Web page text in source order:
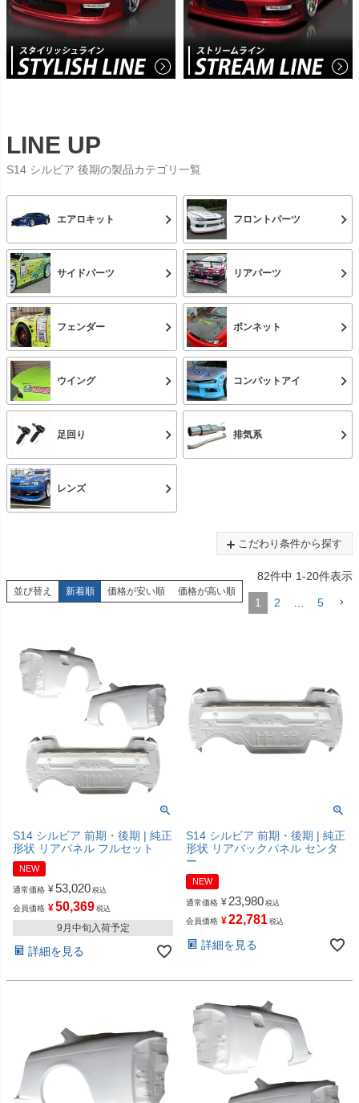
LINE UP
S14 シルビア 後期の製品カテゴリ一覧
エアロキット フロントパーツ
サイドパーツ リアパーツ
フェンダー ボンネット
ウイング コンバットアイ
足回り 排気系
レンズ
こだわり条件から探す
並び替え 新着順 価格が安い順 価格が高い順
82件中 1-20件表示
1 2 5
S14 シルビア 前期・後期 | 純正
形状 リアパネル フルセット
NEW
通常価格 ¥53,020 税込
会員価格 ¥50,369 税込
9月中旬入荷予定
詳細を見る
S14 シルビア 前期・後期 | 純正
形状 リアバックパネル センタ
ー
NEW
通常価格 ¥ 23,980 税込
会員価格 ¥22,781 税込
詳細を見る